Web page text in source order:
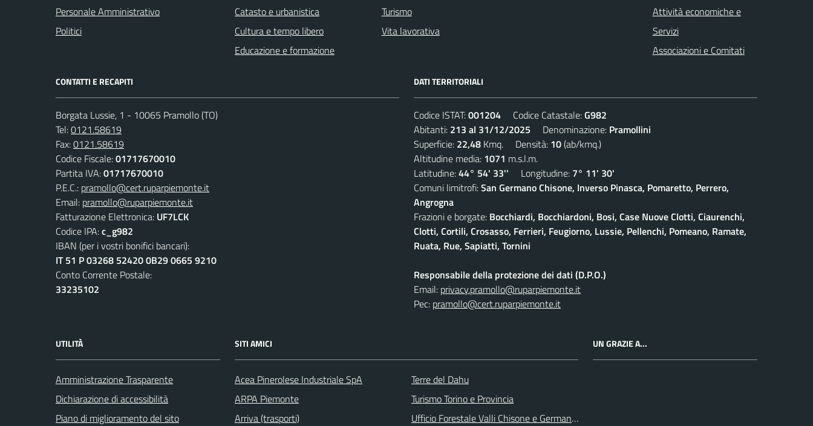
Personale Amministrativo
Politici
Catasto e urbanistica
Cultura e tempo libero
Educazione e formazione
Turismo
Vita lavorativa
Attività economiche e
Servizi
Associazioni e Comitati
CONTATTI E RECAPITI
Borgata Lussie, 1 - 10065 Pramollo (TO)
Tel:0121.58619
Fax:0121.58619
Codice Fiscale:01717670010
Partita IVA:01717670010
P.E.C.: pramollo@cert.ruparpiemonte.it
Email: pramollo@ruparpiemonte.it
Fatturazione Elettronica: UF7LCK
Codice IPA:c_g982
IBAN (per i vostri bonifici bancari):
IT 51 P 03268 52420 0B29 0665 9210
Conto Corrente Postale:
33235102
DATI TERRITORIALI
Codice ISTAT:001204 Codice Catastale:G982
Abitanti: 213 al 31/12/2025 Denominazione: Pramollini
Superficie: 22,48 Kmq. Densità: 10(ab/kmq.)
Altitudine media: 1071 m.s.l.m.
Latitudine:44° 54' 33'' Longitudine: 7° 11' 30'
Comuni limitrofi:San Germano Chisone, Inverso Pinasca, Pomaretto, Perrero,
Angrogna
Frazioni e borgate: Bocchiardi, Bocchiardoni, Bosi, Case Nuove Clotti, Ciaurenchi,
Clotti, Cortili, Crosasso, Ferrieri, Feugiorno, Lussie, Pellenchi, Pomeano, Ramate,
Ruata, Rue, Sapiatti, Tornini
Responsabile della protezione dei dati (D.P.O.)
Email: privacy.pramollo@ruparpiemonte.it
Pec: pramollo@cert.ruparpiemonte.it
UTILITÀ
Amministrazione Trasparente
Dichiarazione di accessibilità
Piano di miglioramento del sito
SITI AMICI
Acea Pinerolese Industriale SpA
ARPA Piemonte
Arriva (trasporti)
Terre del Dahu
Turismo Torino e Provincia
Ufficio Forestale Valli Chisone e Germanasca
UN GRAZIE A...